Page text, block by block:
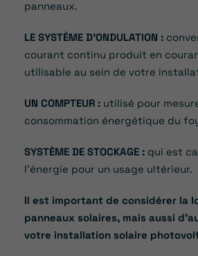
panneaux.
LE SYSTÈME D’ONDULATION :
courant continu produit en
utilisable au sein de votre
UN COMPTEUR : utilisé pour
consommation énergétique du
SYSTÈME DE STOCKAGE : qui est
l’énergie pour un usage ultérieur.
Il est important de considérer la
panneaux solaires, mais aussi
votre installation solaire